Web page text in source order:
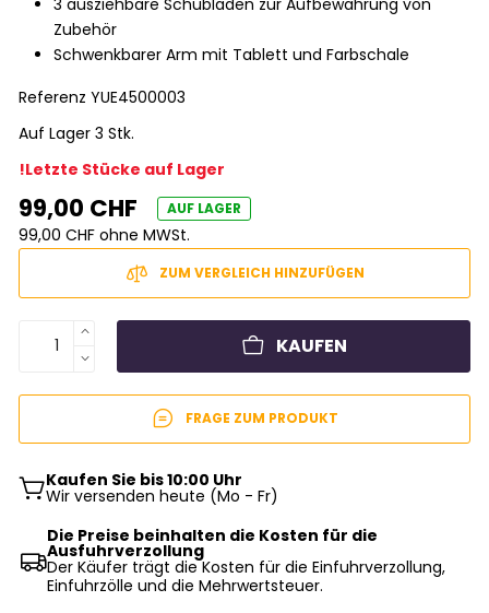
3 ausziehbare Schubladen zur Aufbewahrung von
Zubehör
Schwenkbarer Arm mit Tablett und Farbschale
ReferenzYUE4500003
Auf Lager 3 Stk.
!Letzte Stücke auf Lager
99,00 CHF AUF LAGER
99,00 CHF ohne MWSt.
ZUM VERGLEICH HINZUFÜGEN
KAUFEN
FRAGE ZUM PRODUKT
Kaufen Sie bis 10:00 Uhr
Wir versenden heute (Mo - Fr)
Die Preise beinhalten die Kosten für die
Ausfuhrverzollung
Der Käufer trägt die Kosten für die Einfuhrverzollung,
Einfuhrzölle und die Mehrwertsteuer.